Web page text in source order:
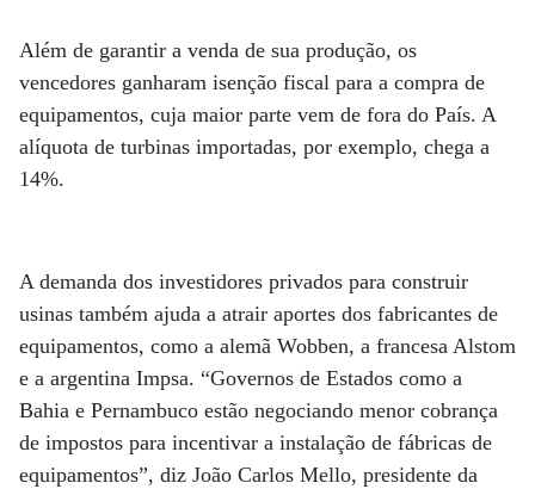
Além de garantir a venda de sua produção, os
vencedores ganharam isenção fiscal para a compra de
equipamentos, cuja maior parte vem de fora do País. A
alíquota de turbinas importadas, por exemplo, chega a
14%.
A demanda dos investidores privados para construir
usinas também ajuda a atrair aportes dos fabricantes de
equipamentos, como a alemã Wobben, a francesa Alstom
e a argentina Impsa. “Governos de Estados como a
Bahia e Pernambuco estão negociando menor cobrança
de impostos para incentivar a instalação de fábricas de
equipamentos”, diz João Carlos Mello, presidente da